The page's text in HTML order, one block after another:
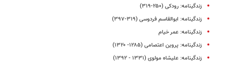
زندگینامه: رودکی (۲۵۰-۳۱۹)
زندگینامه: ابوالقاسم فردوسی (۳۱۹-۳۹۷)
زندگینامه: عمر خیام
زندگینامه: پروین اعتصامی (۱۲۸۵- ۱۳۲۰)
زندگینامه: علیشاه مولوی (۱۳۳۱ - ۱۳۹۲)